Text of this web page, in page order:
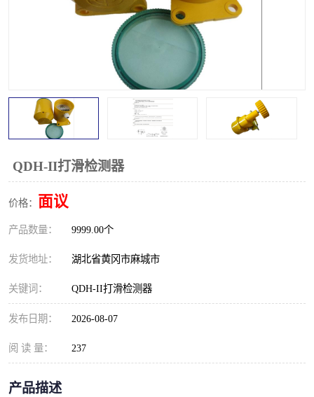
QDH-II打滑检测器
价格： 面议
产品数量： 9999.00个
发货地址： 湖北省黄冈市麻城市
关键词： QDH-II打滑检测器
发布日期： 2026-08-07
阅 读 量： 237
产品描述
光电开关
拉绳开关
打滑开关
撕裂开关
限位开关 速度检测器
速度传感器